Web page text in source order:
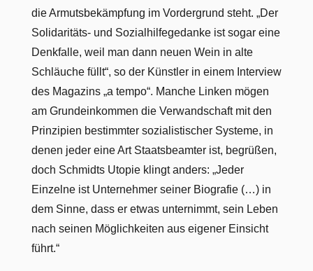
die Armutsbekämpfung im Vordergrund steht. „Der
Solidaritäts- und Sozialhilfegedanke ist sogar eine
Denkfalle, weil man dann neuen Wein in alte
Schläuche füllt“, so der Künstler in einem Interview
des Magazins „a tempo“. Manche Linken mögen
am Grundeinkommen die Verwandschaft mit den
Prinzipien bestimmter sozialistischer Systeme, in
denen jeder eine Art Staatsbeamter ist, begrüßen,
doch Schmidts Utopie klingt anders: „Jeder
Einzelne ist Unternehmer seiner Biografie (…) in
dem Sinne, dass er etwas unternimmt, sein Leben
nach seinen Möglichkeiten aus eigener Einsicht
führt.“